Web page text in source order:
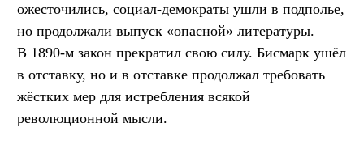
ожесточились, социал-демократы ушли в подполье,
но продолжали выпуск «опасной» литературы.
В 1890-м закон прекратил свою силу. Бисмарк ушёл
в отставку, но и в отставке продолжал требовать
жёстких мер для истребления всякой
революционной мысли.